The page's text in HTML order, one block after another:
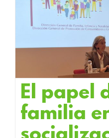
El papel
familia